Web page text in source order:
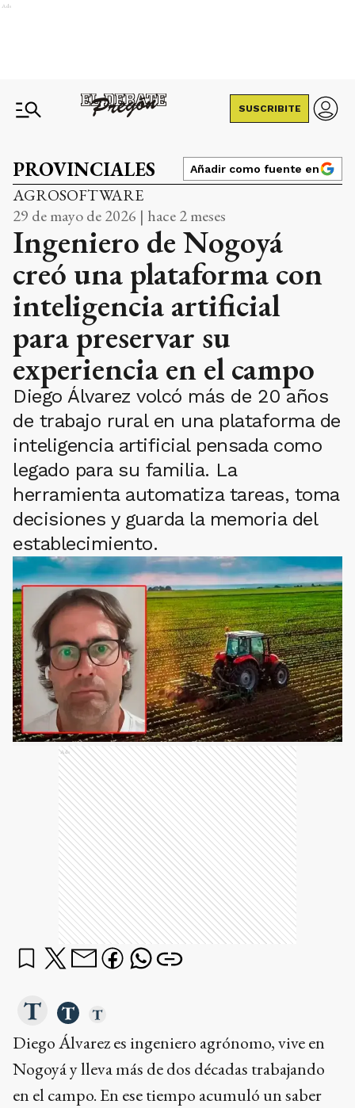
Ads
SUSCRIBITE
PROVINCIALES Añadir como fuente en
AGROSOFTWARE
29 de mayo de 2026 | hace 2 meses
Ingeniero de Nogoyá
creó una plataforma con
inteligencia artificial
para preservar su
experiencia en el campo
Diego Álvarez volcó más de 20 años
de trabajo rural en una plataforma de
inteligencia artificial pensada como
legado para su familia. La
herramienta automatiza tareas, toma
decisiones y guarda la memoria del
establecimiento.
Ads
Diego Álvarez es ingeniero agrónomo, vive en
Nogoyá y lleva más de dos décadas trabajando
en el campo. En ese tiempo acumuló un saber